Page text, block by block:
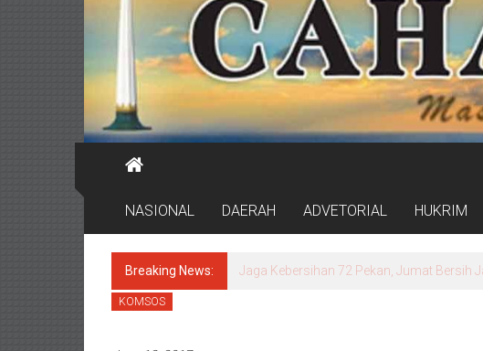
NASIONAL DAERAH ADVETORIAL HUKRIM
Breaking News: Wali Kota Eri Cek Lagi RSUD
KOMSOS